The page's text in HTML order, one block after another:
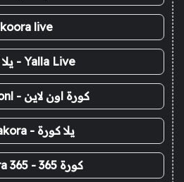
koora live
Yalla Live - يلا لايف
كورة اون لاين - koora onl
يلا كورة - yallakora
كورة 365 - kooora 365